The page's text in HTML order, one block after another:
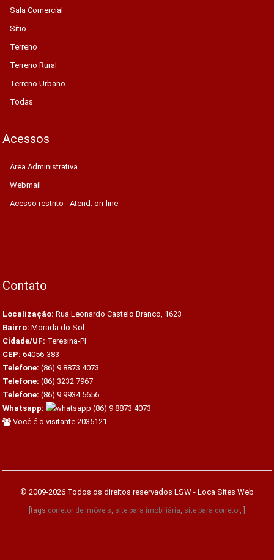
Sala Comercial
Sítio
Terreno
Terreno Rural
Terreno Urbano
Todas
Acessos
Área Administrativa
Webmail
Acesso restrito - Atend. on-line
Contato
Localização: Rua Leonardo Castelo Branco, 1623
Bairro: Morada do Sol
Cidade/UF: Teresina-PI
CEP: 64056-383
Telefone: (86) 9 8873 4073
Telefone: (86) 3232 7967
Telefone: (86) 9 9934 5656
Whatsapp:
(86) 9 8873 4073
Você é o visitante 2035121
© 2009-2026 Todos os direitos reservados LSW - Loca Sites Web
[tags corretor de imóveis, site para imobiliária, site para corretor, ]